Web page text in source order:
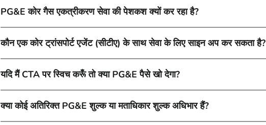
PG&E कोर गैस एकत्रीकरण सेवा की पेशकश क्यों कर रहा है?
कौन एक कोर ट्रांसपोर्ट एजेंट (सीटीए) के साथ सेवा के लिए साइन अप कर सकता है?
यदि मैं CTA पर स्विच करूँ तो क्या PG&E पैसे खो देगा?
क्या कोई अतिरिक्त PG&E शुल्क या मताधिकार शुल्क अधिभार हैं?